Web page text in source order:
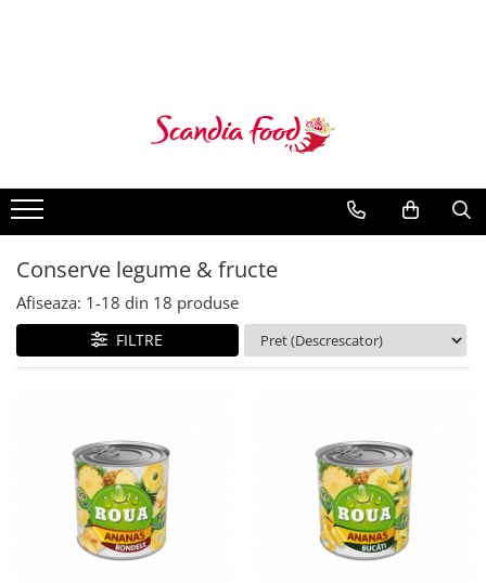
Conserve legume & fructe
Afiseaza: 1-18 din 18 produse
FILTRE